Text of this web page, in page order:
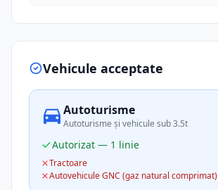
Vehicule acceptate
Autoturisme
Autoturisme și vehicule sub 3.5t
Autorizat — 1 linie
Tractoare
Autovehicule GNC (gaz natural comprimat)